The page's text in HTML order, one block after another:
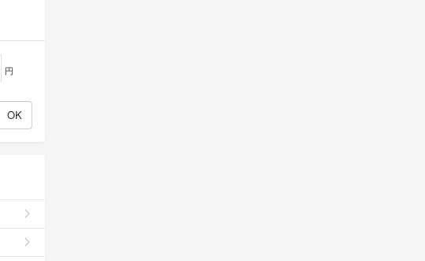
円